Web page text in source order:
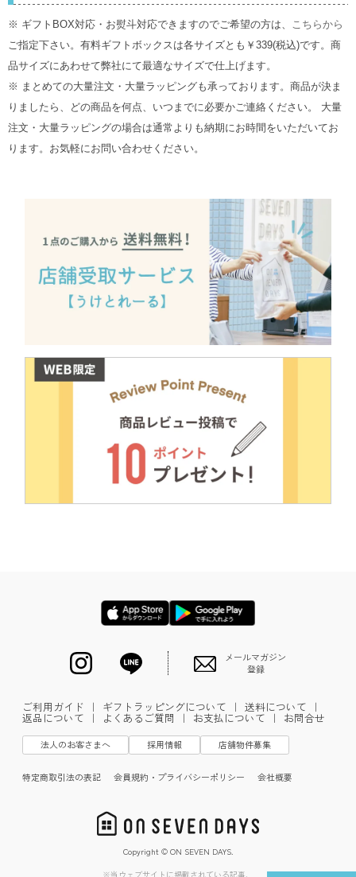
※ ギフトBOX対応・お熨斗対応できますのでご希望の方は、
こちらから
ご指定下さい。有料ギフトボックスは各サイズとも￥339(税込)です。商
品サイズにあわせて弊社にて最適なサイズで仕上げます。
※ まとめての大量注文・大量ラッピングも承っております。商品が決ま
りましたら、どの商品を何点、いつまでに必要かご連絡ください。 大量
注文・大量ラッピングの場合は通常よりも納期にお時間をいただいてお
ります。お気軽にお問い合わせください。
メールマガジン
登録
ご利用ガイド ｜ ギフトラッピングについて ｜ 送料について ｜
返品について ｜ よくあるご質問 ｜ お支払について ｜ お問合せ
法人のお客さまへ 採用情報 店舗物件募集
特定商取引法の表記 会員規約・プライバシーポリシー 会社概要
Copyright © ON SEVEN DAYS.
※当ウェブサイトに掲載されている記事、